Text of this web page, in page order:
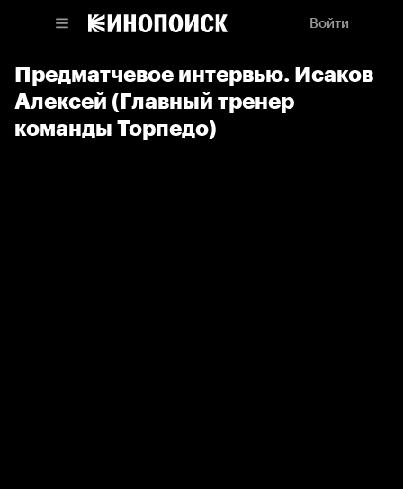
Войти
Предматчевое интервью. Исаков
Алексей (Главный тренер
команды Торпедо)